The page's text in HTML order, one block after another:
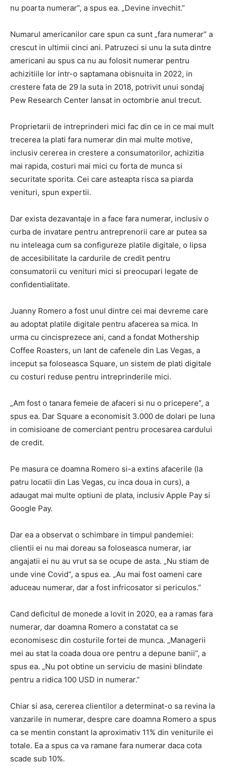
nu poarta numerar”, a spus ea. „Devine invechit.”
Numarul americanilor care spun ca sunt „fara numerar” a
crescut in ultimii cinci ani. Patruzeci si unu la suta dintre
americani au spus ca nu au folosit numerar pentru
achizitiile lor intr-o saptamana obisnuita in 2022, in
crestere fata de 29 la suta in 2018, potrivit unui sondaj
Pew Research Center lansat in octombrie anul trecut.
Proprietarii de intreprinderi mici fac din ce in ce mai mult
trecerea la plati fara numerar din mai multe motive,
inclusiv cererea in crestere a consumatorilor, achizitia
mai rapida, costuri mai mici cu forta de munca si
securitate sporita. Cei care asteapta risca sa piarda
venituri, spun expertii.
Dar exista dezavantaje in a face fara numerar, inclusiv o
curba de invatare pentru antreprenorii care ar putea sa
nu inteleaga cum sa configureze platile digitale, o lipsa
de accesibilitate la cardurile de credit pentru
consumatorii cu venituri mici si preocupari legate de
confidentialitate.
Juanny Romero a fost unul dintre cei mai devreme care
au adoptat platile digitale pentru afacerea sa mica. In
urma cu cincisprezece ani, cand a fondat Mothership
Coffee Roasters, un lant de cafenele din Las Vegas, a
inceput sa foloseasca Square, un sistem de plati digitale
cu costuri reduse pentru intreprinderile mici.
„Am fost o tanara femeie de afaceri si nu o pricepere”, a
spus ea. Dar Square a economisit 3.000 de dolari pe luna
in comisioane de comerciant pentru procesarea cardului
de credit.
Pe masura ce doamna Romero si-a extins afacerile (la
patru locatii din Las Vegas, cu inca doua in curs), a
adaugat mai multe optiuni de plata, inclusiv Apple Pay si
Google Pay.
Dar ea a observat o schimbare in timpul pandemiei:
clientii ei nu mai doreau sa foloseasca numerar, iar
angajatii ei nu au vrut sa se ocupe de asta. „Nu stiam de
unde vine Covid”, a spus ea. „Au mai fost oameni care
aduceau numerar, dar a fost infricosator si periculos.”
Cand deficitul de monede a lovit in 2020, ea a ramas fara
numerar, dar doamna Romero a constatat ca se
economisesc din costurile fortei de munca. „Managerii
mei au stat la coada doua ore pentru a depune banii”, a
spus ea. „Nu pot obtine un serviciu de masini blindate
pentru a ridica 100 USD in numerar.”
Chiar si asa, cererea clientilor a determinat-o sa revina la
vanzarile in numerar, despre care doamna Romero a spus
ca se mentin constant la aproximativ 11% din veniturile ei
totale. Ea a spus ca va ramane fara numerar daca cota
scade sub 10%.